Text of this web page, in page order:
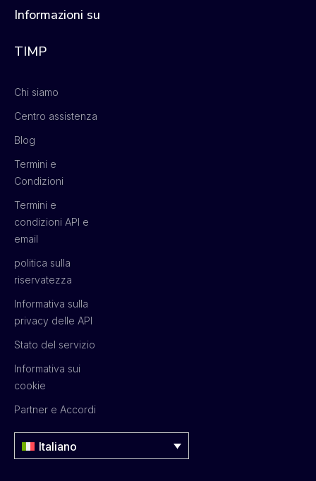
Informazioni su
TIMP
Chi siamo
Centro assistenza
Blog
Termini e
Condizioni
Termini e
condizioni API e
email
politica sulla
riservatezza
Informativa sulla
privacy delle API
Stato del servizio
Informativa sui
cookie
Partner e Accordi
Italiano